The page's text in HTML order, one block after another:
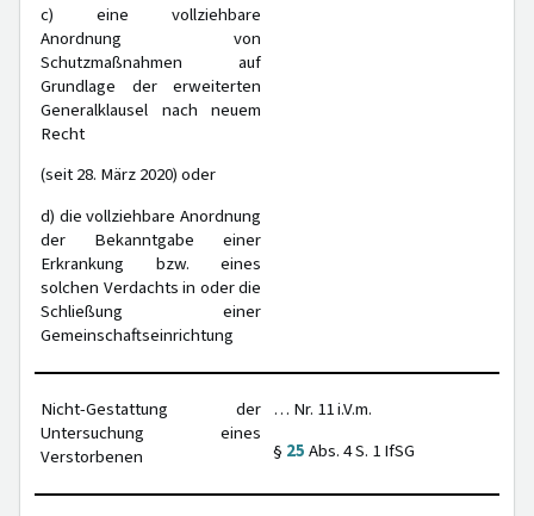
c) eine vollziehbare
Anordnung von
Schutzmaßnahmen auf
Grundlage der erweiterten
Generalklausel nach neuem
Recht
(seit 28. März 2020) oder
d) die vollziehbare Anordnung
der Bekanntgabe einer
Erkrankung bzw. eines
solchen Verdachts in oder die
Schließung einer
Gemeinschaftseinrichtung
Nicht-Gestattung der
Untersuchung eines
Verstorbenen
… Nr. 11 i.V.m.
§ 25Abs. 4 S. 1 IfSG